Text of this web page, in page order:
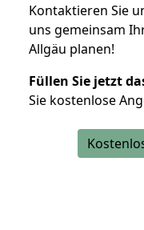
Kontaktieren Sie
uns gemeinsam
Allgäu planen!
Füllen Sie jetzt
Sie kostenlose